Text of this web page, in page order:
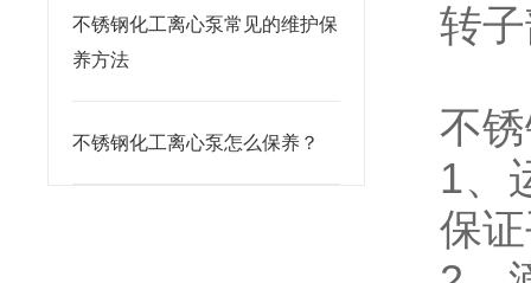
不锈钢化工离心泵常见的维护保
养方法
不锈钢化工离心泵怎么保养？
转
不
1、
保